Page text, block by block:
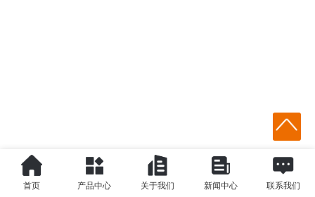
首页 产品中心 关于我们 新闻中心 联系我们